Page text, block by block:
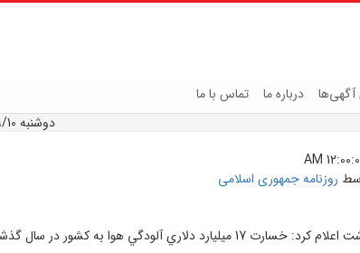
آگهی‌ها درباره ما تماس با ما
دوشنبه 1404/09/10
روزنامه جمهوری اسلامی